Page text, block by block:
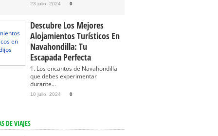
23 julio, 2024 0
Descubre Los Mejores
Alojamientos Turísticos En
Navahondilla: Tu
Escapada Perfecta
1. Los encantos de Navahondilla
que debes experimentar
durante...
10 julio, 2024 0
DE VIAJES